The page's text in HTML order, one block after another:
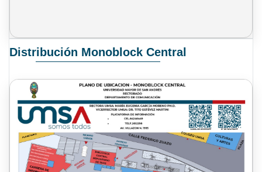
Distribución Monoblock Central